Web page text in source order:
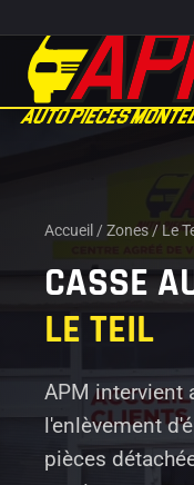
Accueil / Zones/ Le
CASSE
LE TEIL
APM intervient
l'enlèvement
pièces